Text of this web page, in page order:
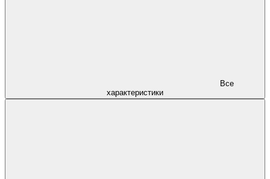
характеристики